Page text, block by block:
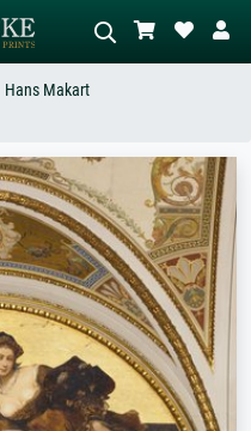
Sie die Szene – z.B. Grüne
Wiese, Abstrakt mit viel Rot, Dunkles
Stehender Akt neben einem
Baum.
Hans Makart